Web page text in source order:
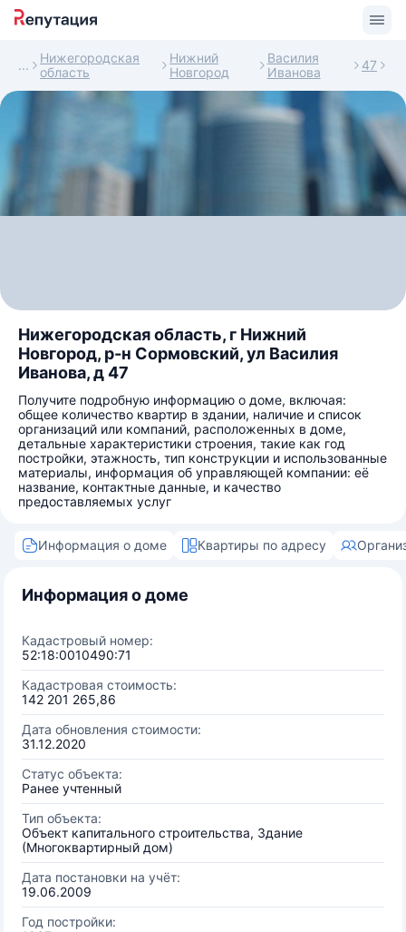
Нижегородская
область
Нижний
Новгород
Василия
Иванова
47
Нижегородская область, г Нижний
Новгород, р-н Сормовский, ул Василия
Иванова, д 47
Получите подробную информацию о доме, включая:
общее количество квартир в здании, наличие и список
организаций или компаний, расположенных в доме,
детальные характеристики строения, такие как год
постройки, этажность, тип конструкции и использованные
материалы, информация об управляющей компании: её
название, контактные данные, и качество
предоставляемых услуг
Информация о доме Квартиры по адресу
Информация о доме
Кадастровый номер:
52:18:0010490:71
Кадастровая стоимость:
142 201 265,86
Дата обновления стоимости:
31.12.2020
Статус объекта:
Ранее учтенный
Тип объекта:
Объект капитального строительства, Здание
(Многоквартирный дом)
Дата постановки на учёт:
19.06.2009
Год постройки: